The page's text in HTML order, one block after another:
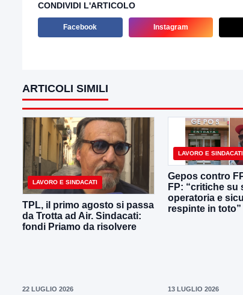
CONDIVIDI L'ARTICOLO
Facebook Instagram
ARTICOLI SIMILI
LAVORO E SINDACATI
TPL, il primo agosto si passa
da Trotta ad Air. Sindacati:
fondi Priamo da risolvere
22 LUGLIO 2026
LAVORO E SINDACATI
Gepos contro
FP: “critiche su
operatoria e
respinte in toto”
13 LUGLIO 2026